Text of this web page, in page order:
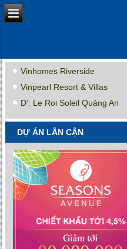
Vinhomes Riverside
Vinpearl Resort & Villas
D’. Le Roi Soleil Quảng An
DỰ ÁN LÂN CẬN